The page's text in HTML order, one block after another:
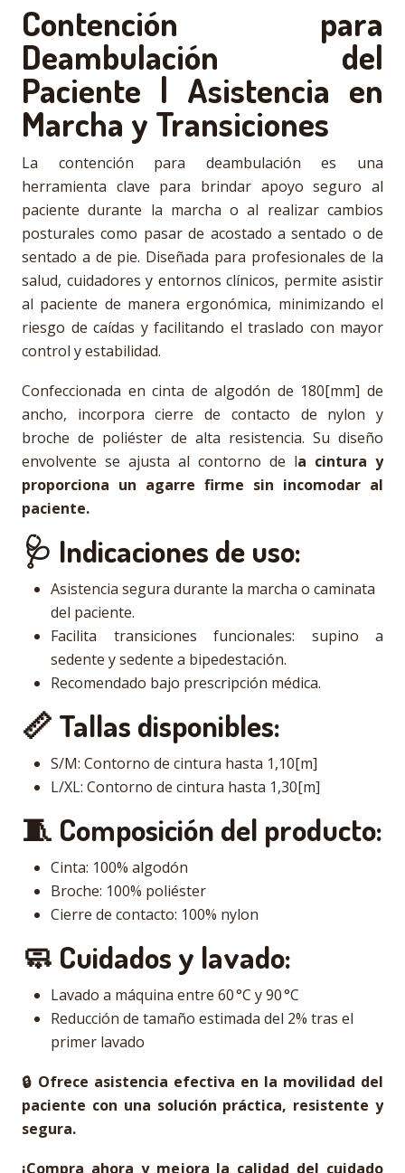
Contención para
Deambulación del
Paciente | Asistencia en
Marcha y Transiciones
La contención para deambulación es una
herramienta clave para brindar apoyo seguro al
paciente durante la marcha o al realizar cambios
posturales como pasar de acostado a sentado o de
sentado a de pie. Diseñada para profesionales de la
salud, cuidadores y entornos clínicos, permite asistir
al paciente de manera ergonómica, minimizando el
riesgo de caídas y facilitando el traslado con mayor
control y estabilidad.
Confeccionada en cinta de algodón de 180[mm] de
ancho, incorpora cierre de contacto de nylon y
broche de poliéster de alta resistencia. Su diseño
envolvente se ajusta al contorno de la cintura y
proporciona un agarre firme sin incomodar al
paciente.
🩺 Indicaciones de uso:
Asistencia segura durante la marcha o caminata
del paciente.
Facilita transiciones funcionales: supino a
sedente y sedente a bipedestación.
Recomendado bajo prescripción médica.
📏 Tallas disponibles:
S/M: Contorno de cintura hasta 1,10[m]
L/XL: Contorno de cintura hasta 1,30[m]
🧵 Composición del producto:
Cinta: 100% algodón
Broche: 100% poliéster
Cierre de contacto: 100% nylon
🧼 Cuidados y lavado:
Lavado a máquina entre 60 °C y 90 °C
Reducción de tamaño estimada del 2% tras el
primer lavado
🔒 Ofrece asistencia efectiva en la movilidad del
paciente con una solución práctica, resistente y
segura.
¡Compra ahora y mejora la calidad del cuidado